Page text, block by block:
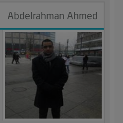
Abdelrahman Ahmed